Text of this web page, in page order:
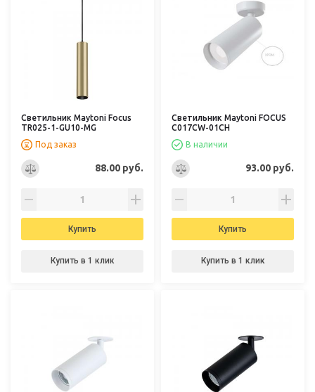
Светильник Maytoni Focus
TR025-1-GU10-MG
Под заказ
88.00 руб.
Купить
Купить в 1 клик
Светильник Maytoni FOCUS
C017CW-01CH
В наличии
93.00 руб.
Купить
Купить в 1 клик